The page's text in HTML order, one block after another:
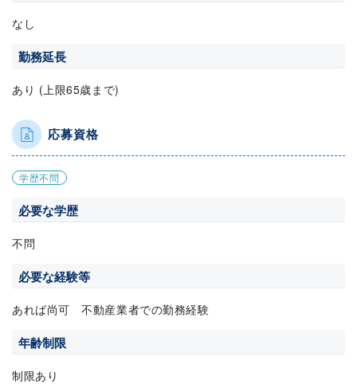
なし
勤務延長
あり (上限65歳まで)
応募資格
学歴不問
必要な学歴
不問
必要な経験等
あれば尚可 不動産業者での勤務経験
年齢制限
制限あり